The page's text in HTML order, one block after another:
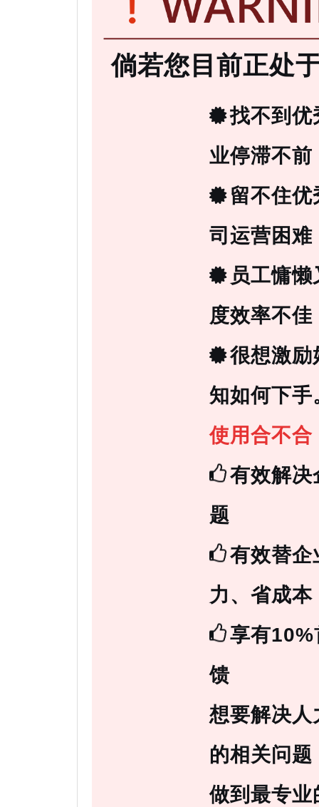
倘若您目前正处
找不到优
业停滞不前
留不住优
司运营困难
员工慵懒
度效率不佳
很想激励
知如何下手
使用合不
有效解决
题
有效替企
力、省成本
享有10%
馈
想要解决
的相关问题
做到最专